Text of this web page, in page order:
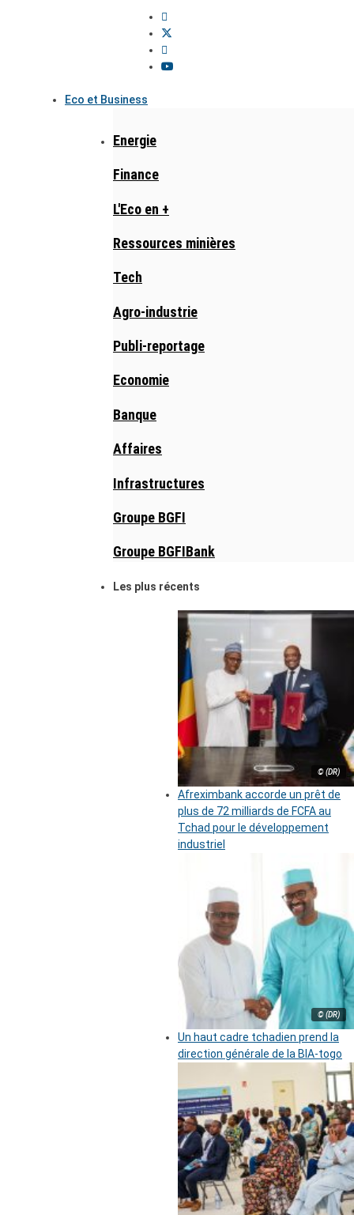
Eco et Business
Energie
Finance
L'Eco en +
Ressources minières
Tech
Agro-industrie
Publi-reportage
Economie
Banque
Affaires
Infrastructures
Groupe BGFI
Groupe BGFIBank
Les plus récents
© (DR)
Afreximbank accorde un prêt de
plus de 72 milliards de FCFA au
Tchad pour le développement
industriel
© (DR)
Un haut cadre tchadien prend la
direction générale de la BIA-togo